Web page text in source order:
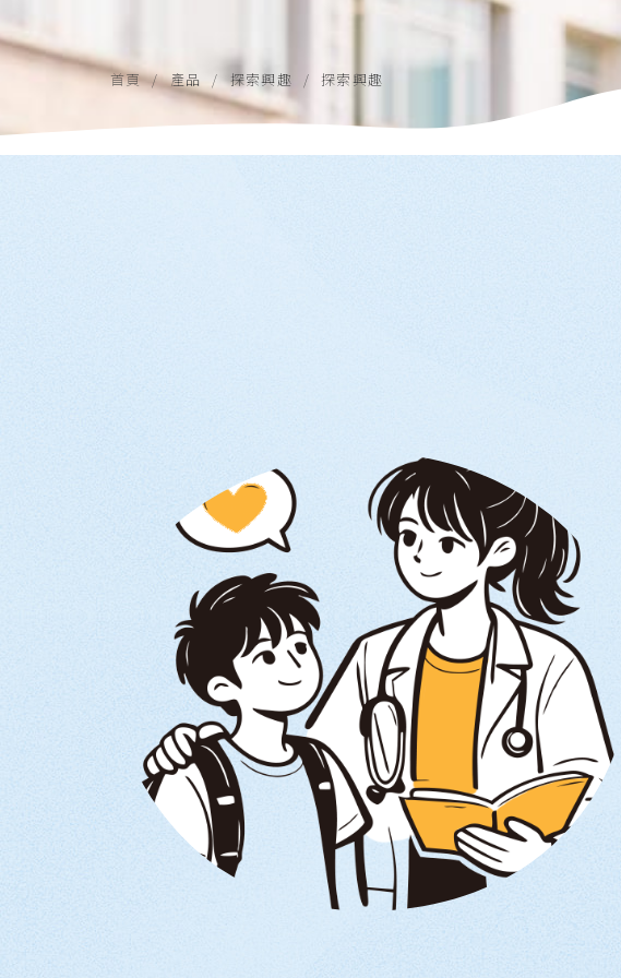
首頁 產品 探索興趣 探索興趣